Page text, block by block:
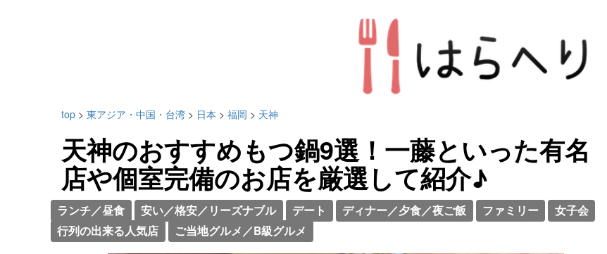
top > 東アジア・中国・台湾 > 日本 > 福岡 > 天神
天神のおすすめもつ鍋9選！一藤といった有名
店や個室完備のお店を厳選して紹介♪
ランチ／昼食 安い／格安／リーズナブル デート ディナー／夕食／夜ご飯 ファミリー
女子会
行列の出来る人気店
ご当地グルメ／B級グルメ